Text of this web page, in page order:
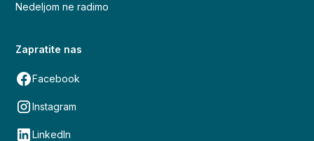
Nedeljom ne radimo
Zapratite nas
Facebook
Instagram
LinkedIn